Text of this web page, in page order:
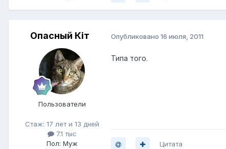
Опасный Кiт
Пользователи
Стаж: 17 лет и 13 дней
7.1 тыс
Пол: Муж
Опубликовано 16 июля, 2011
Типа того.
Цитата